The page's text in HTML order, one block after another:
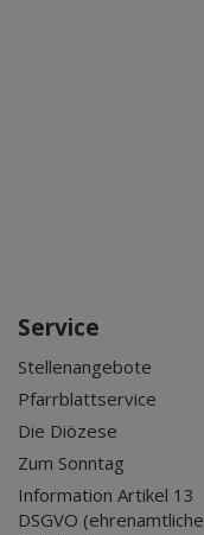
Service
Stellenangebote
Pfarrblattservice
Die Diözese
Zum Sonntag
Information Artikel 13
DSGVO (ehrenamtliche